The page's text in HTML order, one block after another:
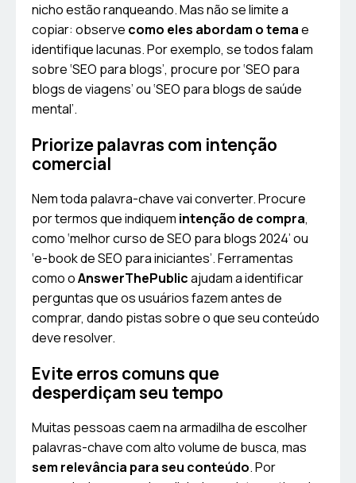
nicho estão ranqueando. Mas não se limite a
copiar: observe como eles abordam o temae
identifique lacunas. Por exemplo, se todos falam
sobre ‘SEO para blogs’, procure por ‘SEO para
blogs de viagens’ ou ‘SEO para blogs de saúde
mental’.
Priorize palavras com intenção
comercial
Nem toda palavra-chave vai converter. Procure
por termos que indiquem intenção de compra,
como ‘melhor curso de SEO para blogs 2024’ ou
‘e-book de SEO para iniciantes’. Ferramentas
como oAnswerThePublicajudam a identificar
perguntas que os usuários fazem antes de
comprar, dando pistas sobre o que seu conteúdo
deve resolver.
Evite erros comuns que
desperdiçam seu tempo
Muitas pessoas caem na armadilha de escolher
palavras-chave com alto volume de busca, mas
sem relevância para seu conteúdo. Por